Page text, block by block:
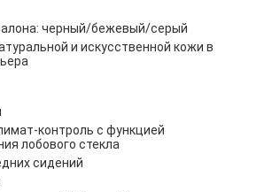
черный/бежевый/серый
и искусственной кожи в
контроль с функцией
лобового стекла
сидений